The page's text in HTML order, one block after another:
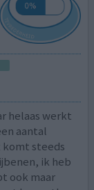
helaas werkt
aantal
komt steeds
ik heb
ook maar